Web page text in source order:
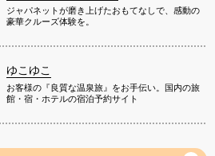
ジャパネットが磨き上げたおもてなしで、感動の
豪華クルーズ体験を。
ゆこゆこ
お客様の『良質な温泉旅』をお手伝い。国内の旅
館・宿・ホテルの宿泊予約サイト